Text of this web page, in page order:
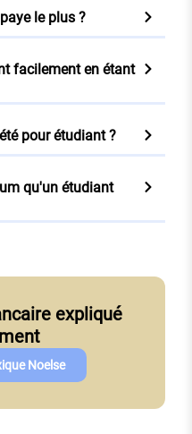
le plus ?
facilement en étant
pour étudiant ?
qu'un étudiant
expliqué
Noelse